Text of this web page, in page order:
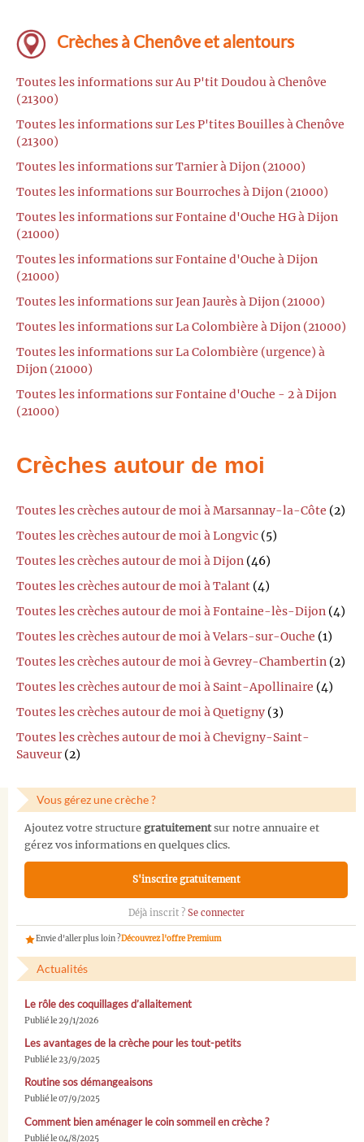
Crèches à Chenôve et alentours
Toutes les informations sur Au P'tit Doudou à Chenôve
(21300)
Toutes les informations sur Les P'tites Bouilles à Chenôve
(21300)
Toutes les informations sur Tarnier à Dijon (21000)
Toutes les informations sur Bourroches à Dijon (21000)
Toutes les informations sur Fontaine d'Ouche HG à Dijon
(21000)
Toutes les informations sur Fontaine d'Ouche à Dijon
(21000)
Toutes les informations sur Jean Jaurès à Dijon (21000)
Toutes les informations sur La Colombière à Dijon (21000)
Toutes les informations sur La Colombière (urgence) à
Dijon (21000)
Toutes les informations sur Fontaine d'Ouche - 2 à Dijon
(21000)
Crèches autour de moi
Toutes les crèches autour de moi à Marsannay-la-Côte (2)
Toutes les crèches autour de moi à Longvic (5)
Toutes les crèches autour de moi à Dijon (46)
Toutes les crèches autour de moi à Talant (4)
Toutes les crèches autour de moi à Fontaine-lès-Dijon (4)
Toutes les crèches autour de moi à Velars-sur-Ouche (1)
Toutes les crèches autour de moi à Gevrey-Chambertin (2)
Toutes les crèches autour de moi à Saint-Apollinaire (4)
Toutes les crèches autour de moi à Quetigny (3)
Toutes les crèches autour de moi à Chevigny-Saint-
Sauveur (2)
Vous gérez une crèche ?
Ajoutez votre structure gratuitementsur notre annuaire et
gérez vos informations en quelques clics.
S'inscrire gratuitement
Déjà inscrit ? Se connecter
Envie d'aller plus loin ?Découvrez l'offre Premium
Actualités
Le rôle des coquillages d’allaitement
Publié le 29/1/2026
Les avantages de la crèche pour les tout-petits
Publié le 23/9/2025
Routine sos démangeaisons
Publié le 07/9/2025
Comment bien aménager le coin sommeil en crèche ?
Publié le 04/8/2025